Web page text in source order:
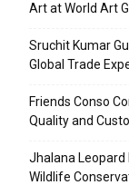
Art at World Art
Sruchit Kumar
Global Trade
Friends Conso
Quality and
Jhalana Leopard
Wildlife